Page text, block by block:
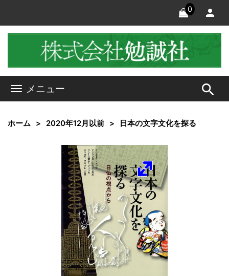
0
メニュー search
ホーム 2020年12月以前 日本の文字文化を探る